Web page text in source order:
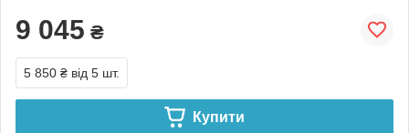
9 045 ₴
5 850 ₴ від 5 шт.
Купити